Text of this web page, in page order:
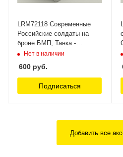
LRM72118 Современные
Российские солдаты на
броне БМП, Танка -
автоматчик ведет огонь с
Нет в наличии
600 руб.
Подписаться
Добавить все